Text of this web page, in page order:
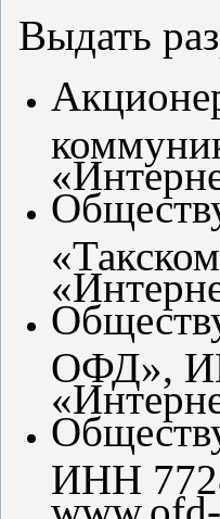
Выдать
ОФД»,
ИНН